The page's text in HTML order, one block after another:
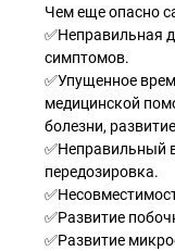
Чем еще опасно
✅Неправильная
симптомов.
✅Упущенное
медицинской
болезни,
✅Неправильный
передозировка.
✅Развитие
✅Развитие